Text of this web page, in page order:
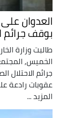
العدوان
بوقف جرائم
طالبت وزارة
الخميس,
جرائم
عقوبات رادعة
المزيد ...